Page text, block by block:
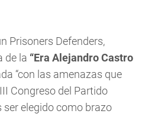
Prisoners Defenders,
de la “Era Alejandro Castro
“con las amenazas que
Congreso del Partido
elegido como brazo